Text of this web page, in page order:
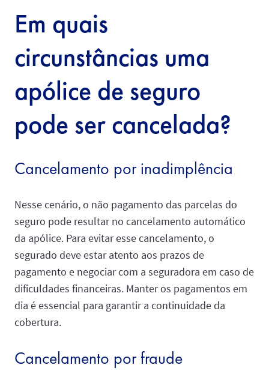
Em quais
circunstâncias uma
apólice de seguro
pode ser cancelada?
Cancelamento por inadimplência
Nesse cenário, o não pagamento das parcelas do
seguro pode resultar no cancelamento automático
da apólice. Para evitar esse cancelamento, o
segurado deve estar atento aos prazos de
pagamento e negociar com a seguradora em caso de
dificuldades financeiras. Manter os pagamentos em
dia é essencial para garantir a continuidade da
cobertura.
Cancelamento por fraude